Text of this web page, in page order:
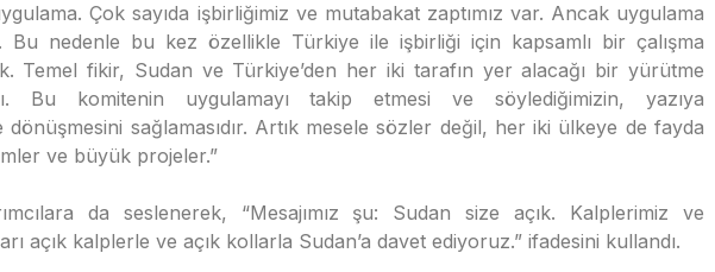
Çok sayıda işbirliğimiz ve mutabakat zaptımız var. Ancak uygulama
Bu nedenle bu kez özellikle Türkiye ile işbirliği için kapsamlı bir çalışma
Temel fikir, Sudan ve Türkiye’den her iki tarafın yer alacağı bir yürütme
Bu komitenin uygulamayı takip etmesi ve söylediğimizin, yazıya
sağlamasıdır. Artık mesele sözler değil, her iki ülkeye de fayda
ve büyük projeler.”
da seslenerek, “Mesajımız şu: Sudan size açık. Kalplerimiz ve
açık kalplerle ve açık kollarla Sudan’a davet ediyoruz.” ifadesini kullandı.